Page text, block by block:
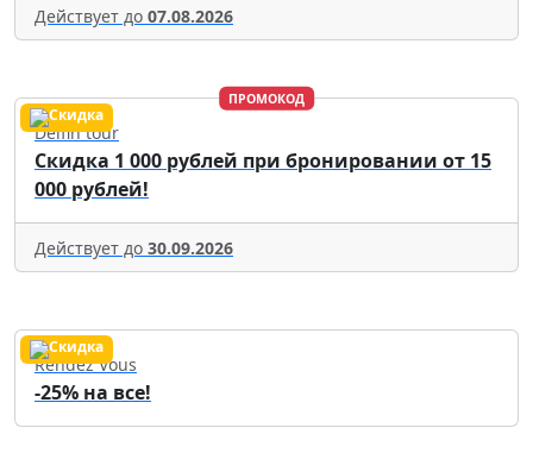
Действует до 07.08.2026
ПРОМОКОД
Delfin tour
Скидка 1 000 рублей при бронировании от 15
000 рублей!
Действует до 30.09.2026
Rendez Vous
-25% на все!